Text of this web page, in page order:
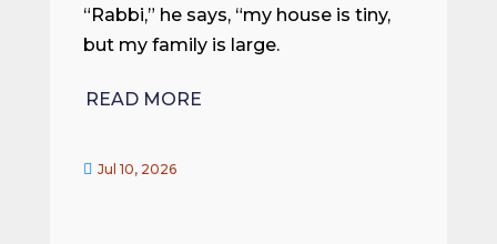
“Rabbi,” he says, “my house is tiny,
but my family is large.
READ MORE
 Jul 10, 2026